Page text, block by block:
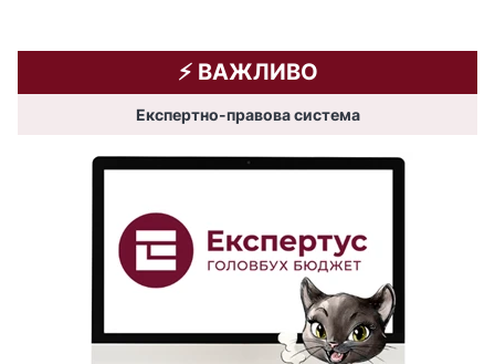
⚡️ ВАЖЛИВО
Експертно-правова система